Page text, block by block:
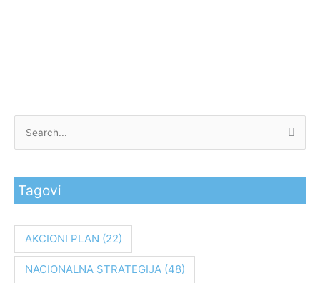
g
Tagovi
AKCIONI PLAN (22)
NACIONALNA STRATEGIJA(48)